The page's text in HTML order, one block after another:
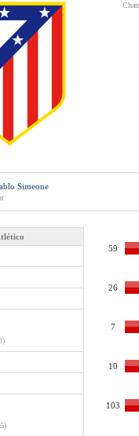
Simeone
59
26
7
10
103